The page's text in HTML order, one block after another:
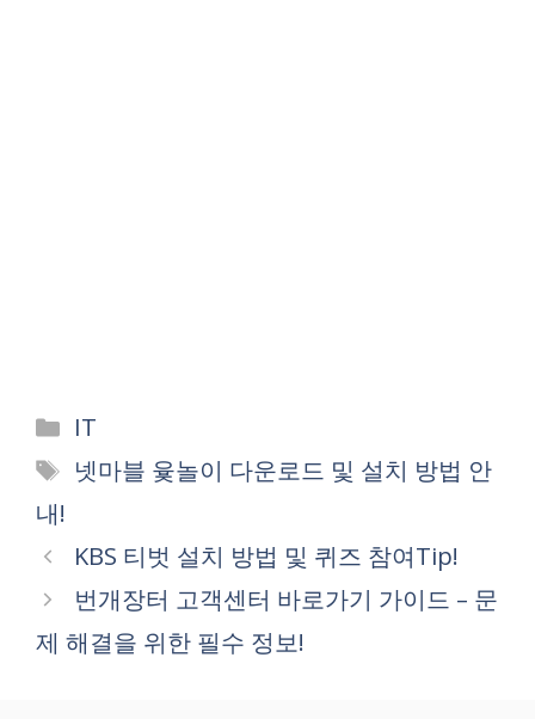
Categories
IT
Tags
넷마블 윷놀이 다운로드 및 설치 방법 안
내!
KBS 티벗 설치 방법 및 퀴즈 참여Tip!
번개장터 고객센터 바로가기 가이드 – 문
제 해결을 위한 필수 정보!